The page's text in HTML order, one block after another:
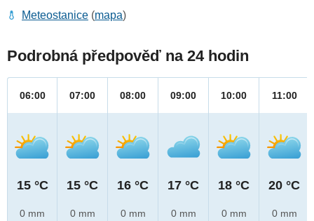
Meteostanice (mapa)
Podrobná předpověď na 24 hodin
06:00
15 °C
0 mm
07:00
15 °C
0 mm
08:00
16 °C
0 mm
09:00
17 °C
0 mm
10:00
18 °C
0 mm
11:00
20 °C
0 mm